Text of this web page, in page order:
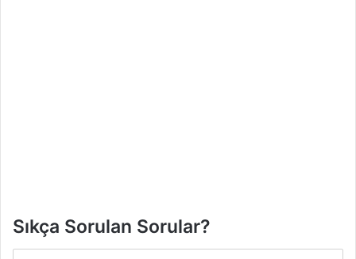
Sıkça Sorulan Sorular?